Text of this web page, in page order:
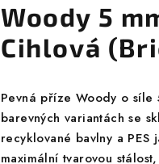
Woody 5
Cihlová
Pevná příze Woody o síle
barevných variantách se
recyklované bavlny a PES
maximální tvarovou